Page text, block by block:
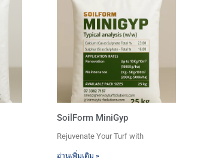
SoilForm MiniGyp
Rejuvenate Your Turf with
อ่านเพิ่มเติม »